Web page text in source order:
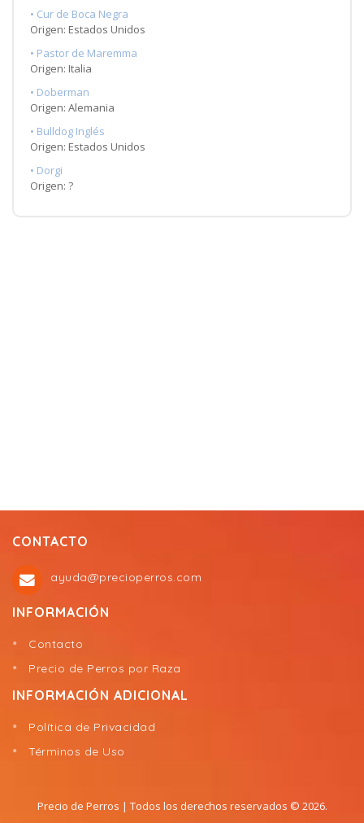
• Cur de Boca Negra
Origen: Estados Unidos
• Pastor de Maremma
Origen: Italia
• Doberman
Origen: Alemania
• Bulldog Inglés
Origen: Estados Unidos
• Dorgi
Origen: ?
CONTACTO
ayuda@precioperros.com
INFORMACIÓN
Contacto
Precio de Perros por Raza
INFORMACIÓN ADICIONAL
Política de Privacidad
Términos de Uso
Precio de Perros | Todos los derechos reservados © 2026.